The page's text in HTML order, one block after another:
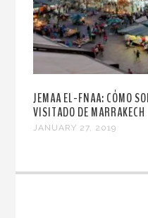
JEMAA EL-FNAA: CÓMO
VISITADO DE MARRAKECH
JANUARY 27, 2019